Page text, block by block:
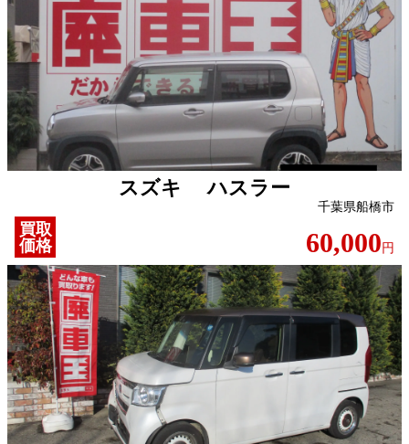
スズキ ハスラー
千葉県船橋市
買取
価格
60,000 円